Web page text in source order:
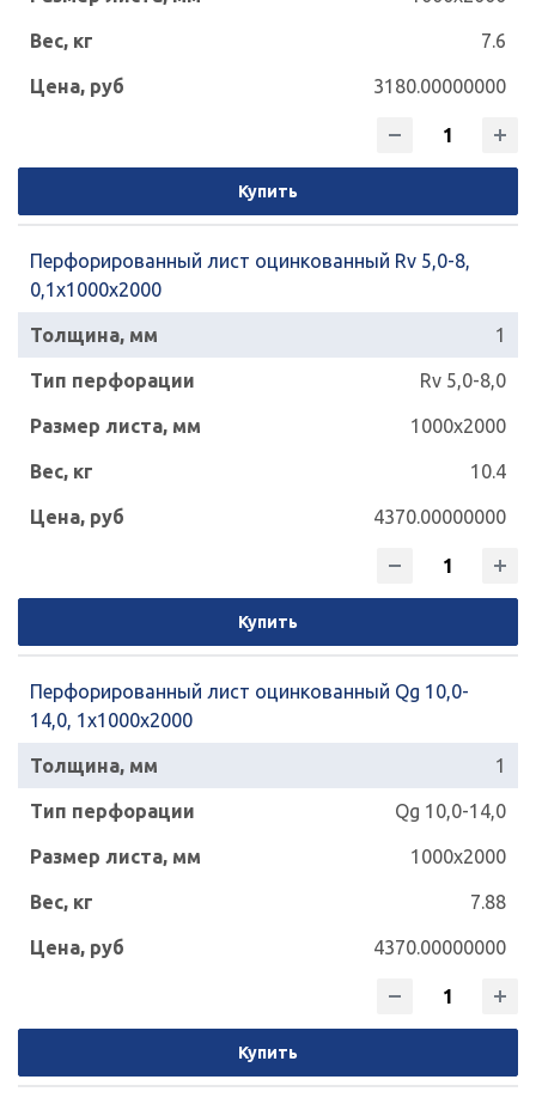
7.6
3180.00000000
Купить
Перфорированный лист оцинкованный Rv 5,0-8,
0,1х1000х2000
1
Rv 5,0-8,0
1000x2000
10.4
4370.00000000
Купить
Перфорированный лист оцинкованный Qg 10,0-
14,0, 1х1000х2000
1
Qg 10,0-14,0
1000x2000
7.88
4370.00000000
Купить